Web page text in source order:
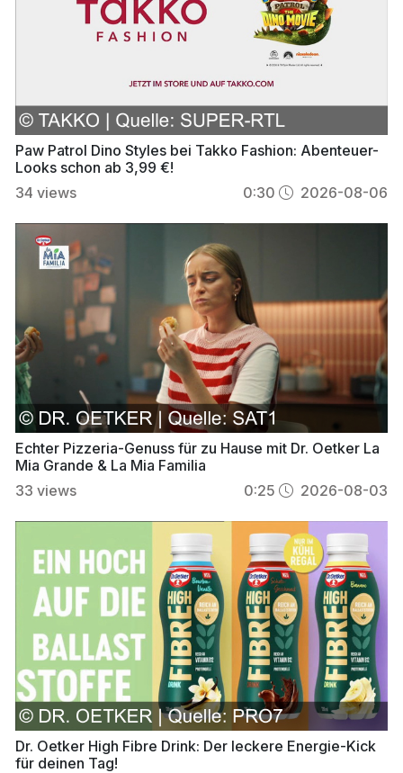
Paw Patrol Dino Styles bei Takko Fashion: Abenteuer-
Looks schon ab 3,99 €!
34 views 0:30 2026-08-06
Echter Pizzeria-Genuss für zu Hause mit Dr. Oetker La
Mia Grande & La Mia Familia
33 views 0:25 2026-08-03
Dr. Oetker High Fibre Drink: Der leckere Energie-Kick
für deinen Tag!